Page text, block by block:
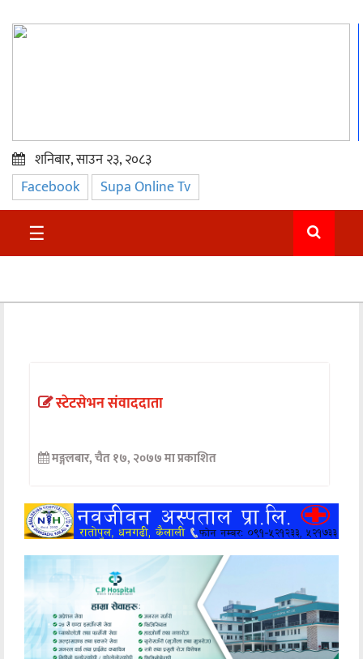
प्रमुख
समाचार
सुदुर
अन्तर्वार्ता
खेलकुद
अन्य
शनिबार, साउन २३, २०८३
Facebook Supa Online Tv
☰
स्टेटसेभन संवाददाता
मङ्गलबार, चैत १७, २०७७ मा प्रकाशित